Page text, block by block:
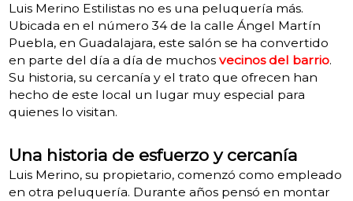
Luis Merino Estilistas no es una peluquería más.
Ubicada en el número 34 de la calle Ángel Martín
Puebla, en Guadalajara, este salón se ha convertido
en parte del día a día de muchos vecinos del barrio.
Su historia, su cercanía y el trato que ofrecen han
hecho de este local un lugar muy especial para
quienes lo visitan.
Una historia de esfuerzo y cercanía
Luis Merino, su propietario, comenzó como empleado
en otra peluquería. Durante años pensó en montar